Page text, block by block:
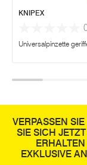
KNIPEX
Universalpinzette
VERPASSEN
SIE SICH
EXKLUSIVE